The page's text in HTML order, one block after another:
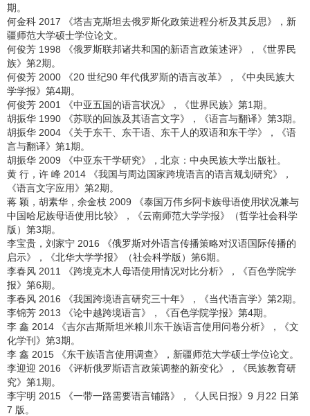
期。
何金科 2017 《塔吉克斯坦去俄罗斯化政策进程分析及其反思》，新
疆师范大学硕士学位论文。
何俊芳 1998 《俄罗斯联邦诸共和国的新语言政策述评》，《世界民
族》第2期。
何俊芳 2000 《20 世纪90 年代俄罗斯的语言改革》，《中央民族大
学学报》第4期。
何俊芳 2001 《中亚五国的语言状况》，《世界民族》第1期。
胡振华 1990 《苏联的回族及其语言文字》，《语言与翻译》第3期。
胡振华 2004 《关于东干、东干语、东干人的双语和东干学》，《语
言与翻译》第1期。
胡振华 2009 《中亚东干学研究》，北京：中央民族大学出版社。
黄 行，许 峰 2014 《我国与周边国家跨境语言的语言规划研究》，
《语言文字应用》第2期。
蒋 颖，胡素华，余金枝 2009 《泰国万伟乡阿卡族母语使用状况兼与
中国哈尼族母语使用比较》，《云南师范大学学报》（哲学社会科学
版）第3期。
李宝贵，刘家宁 2016 《俄罗斯对外语言传播策略对汉语国际传播的
启示》，《北华大学学报》（社会科学版）第6期。
李春风 2011 《跨境克木人母语使用情况对比分析》，《百色学院学
报》第6期。
李春风 2016 《我国跨境语言研究三十年》，《当代语言学》第2期。
李锦芳 2013 《论中越跨境语言》，《百色学院学报》第4期。
李 鑫 2014 《吉尔吉斯斯坦米粮川东干族语言使用问卷分析》，《文
化学刊》第3期。
李 鑫 2015 《东干族语言使用调查》，新疆师范大学硕士学位论文。
李迎迎 2016 《评析俄罗斯语言政策调整的新变化》，《民族教育研
究》第1期。
李宇明 2015 《一带一路需要语言铺路》，《人民日报》9 月22 日第
7 版。